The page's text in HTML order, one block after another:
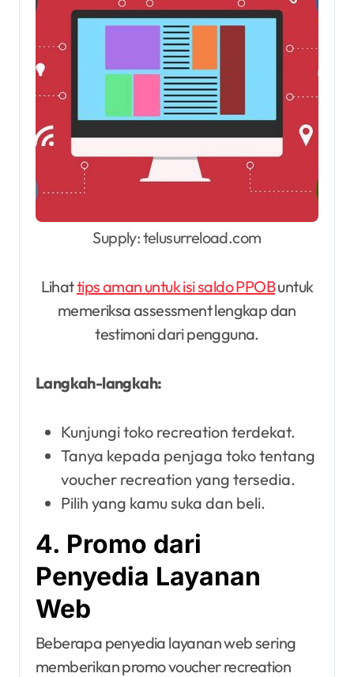
Supply: telusurreload.com
Lihattips aman untuk isi saldo PPOBuntuk
memeriksa assessment lengkap dan
testimoni dari pengguna.
Langkah-langkah:
Kunjungi toko recreation terdekat.
Tanya kepada penjaga toko tentang
voucher recreation yang tersedia.
Pilih yang kamu suka dan beli.
4. Promo dari
Penyedia Layanan
Web
Beberapa penyedia layanan web sering
memberikan promo voucher recreation